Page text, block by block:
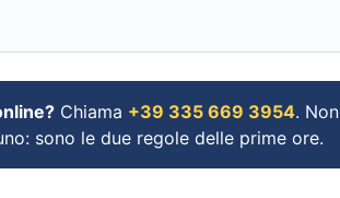
Chiama +39 335 669 3954. Non
sono le due regole delle prime ore.